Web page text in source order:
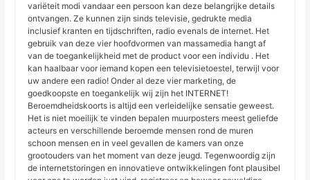
variëteit modi vandaar een persoon kan deze belangrijke details
ontvangen. Ze kunnen zijn sinds televisie, gedrukte media
inclusief kranten en tijdschriften, radio evenals de internet. Het
gebruik van deze vier hoofdvormen van massamedia hangt af
van de toegankelijkheid met de product voor een individu . Het
kan haalbaar voor iemand kopen een televisietoestel, terwijl voor
uw andere een radio! Onder al deze vier marketing, de
goedkoopste en toegankelijk wij zijn het INTERNET!
Beroemdheidskoorts is altijd een verleidelijke sensatie geweest.
Het is niet moeilijk te vinden bepalen muurposters meest geliefde
acteurs en verschillende beroemde mensen rond de muren
schoon mensen en in veel gevallen de kamers van onze
grootouders van het moment van deze jeugd. Tegenwoordig zijn
de internetstoringen en innovatieve ontwikkelingen font plausibel